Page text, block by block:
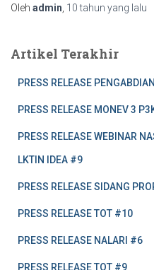
Oleh admin 10 tahun yang lalu
Artikel Terakhir
PRESS RELEASE
PRESS RELEASE MONEV 3
PRESS RELEASE WEBINAR
LKTIN IDEA #9
PRESS RELEASE SIDANG
PRESS RELEASE TOT #10
PRESS RELEASE NALARI #6
PRESS RELEASE TOT #9